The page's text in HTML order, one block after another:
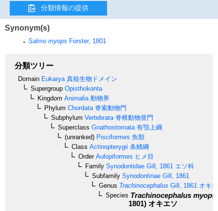
分類情報の提供
Synonym(s)
Salmo myops Forster, 1801
分類ツリー
Domain Eukarya 真核生物ドメイン
Supergroup Opisthokonta
Kingdom Animalia 動物界
Phylum Chordata 脊索動物門
Subphylum Vertebrata 脊椎動物亜門
Superclass Gnathostomata 有顎上綱
(unranked) Pisciformes 魚類
Class Actinopterygii 条鰭綱
OrderAulopiformes ヒメ目
Family Synodontidae Gill, 1861 エソ科
Subfamily Synodontinae Gill, 1861
Genus Trachinocephalus Gill, 1861 オキ
Species Trachinocephalus myops
1801) オキエソ